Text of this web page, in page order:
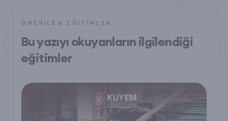
ÖNERILEN EĞITIMLER
Bu yazıyı okuyanların ilgilendiği
eğitimler